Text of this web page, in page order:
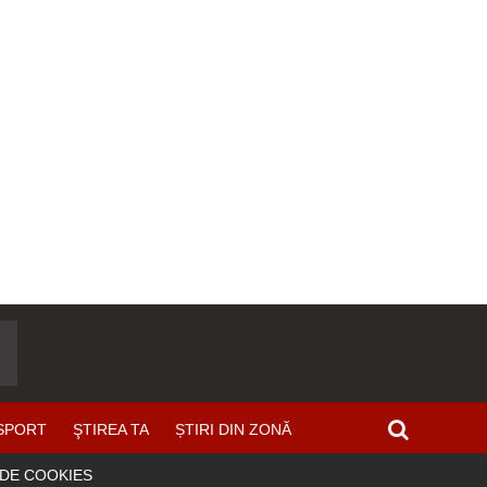
ŞTIREA TA ȘTIRI DIN ZONĂ
COOKIES